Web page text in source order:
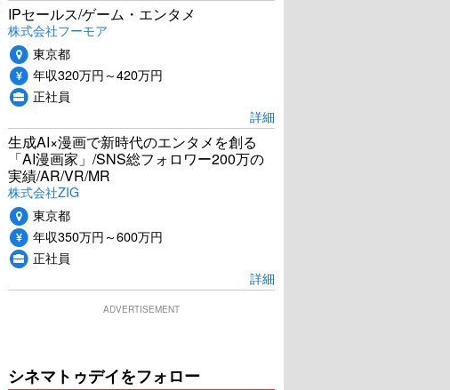
U-NEXTで見る
IPセールス/ゲーム・エンタメ
株式会社フーモア
東京都
年収320万円～420万円
正社員
詳細
生成AI×漫画で新時代のエンタメを創る
「AI漫画家」/SNS総フォロワー200万の
実績/AR/VR/MR
株式会社ZIG
東京都
年収350万円～600万円
正社員
詳細
ADVERTISEMENT
シネマトゥデイをフォロー